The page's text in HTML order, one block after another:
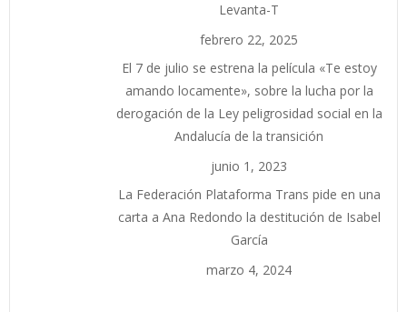
Levanta-T
febrero 22, 2025
El 7 de julio se estrena la película «Te estoy
amando locamente», sobre la lucha por la
derogación de la Ley peligrosidad social en la
Andalucía de la transición
junio 1, 2023
La Federación Plataforma Trans pide en una
carta a Ana Redondo la destitución de Isabel
García
marzo 4, 2024